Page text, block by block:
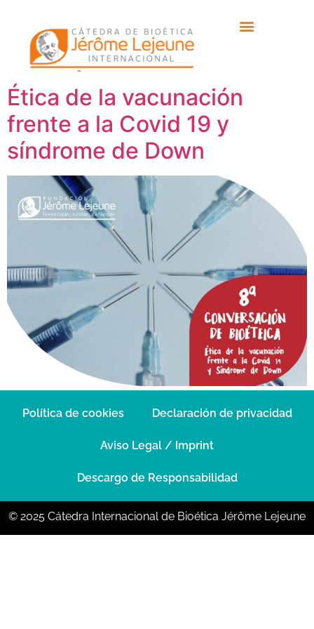
Etiqueta: Dr. Sagrario
Crespo
Ética de la vacunación
frente a la Covid 19 y
síndrome de Down
Política de cookies Declaración de privacidad
Aviso Legal / Imprint
Descargo de Responsabilidad
© 2025 Cátedra Internacional de Bioética Jérôme Lejeune